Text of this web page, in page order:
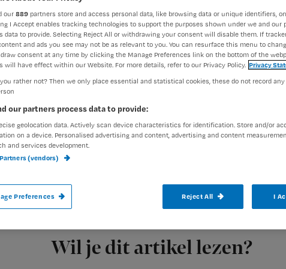
Auteur:Jeroen Wapenaar15
Wil je dit artikel lezen?
Bij het gereedmaken van parenteralia of
materialen of is de dosering verkeerd. De
geeft tips om
De tips worden hierna
our 889 partners store and access personal data, like browsing data or unique identifiers,
I Accept enables tracking technologies to support the purposes shown under we and our
data to provide. Selecting Reject All or withdrawing your consent will disable them. If
and ads you see may not be as relevant to you. You can resurface this menu to
consent at any time by clicking the Manage Preferences link on the bottom of the
will have effect within our Website. For more details, refer to our Privacy Policy. Privacy
rather not? Then we only place essential and statistical cookies, these do not record
our partners process data to provide:
geolocation data. Actively scan device characteristics for identification. Store and/or
on a device. Personalised advertising and content, advertising and content
and services development.
(vendors)
Preferences Reject All I